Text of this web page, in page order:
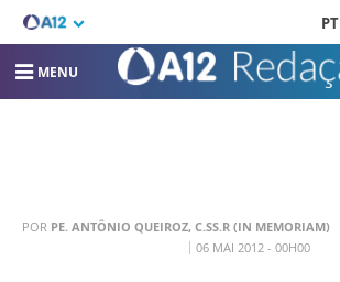
PT
MENU
POR PE. ANTÔNIO QUEIROZ, C.SS.R (IN MEMORIAM)
06 MAI 2012 - 00H00